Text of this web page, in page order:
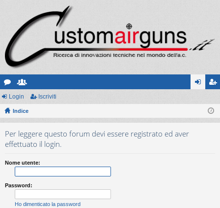
or
u
sc
ritt riv
Login Iscriviti
Indice
Per leggere questo forum devi essere registrato ed aver
effettuato il login.
Nome utente:
Password:
Ho dimenticato la password